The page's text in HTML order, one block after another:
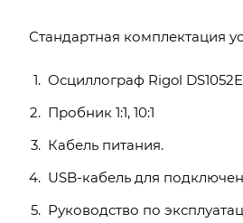
Стандартная комплектация
Осциллограф Rigol
Пробник 1:1, 10:1
Кабель питания.
USB-кабель для
Руководство по